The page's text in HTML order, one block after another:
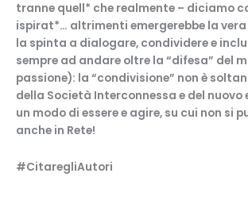
tranne quell* che realmente – diciamo
ispirat*… altrimenti emergerebbe la
la spinta a dialogare, condividere e
sempre ad andare oltre la “difesa” del
passione): la “condivisione” non è
della Società Interconnessa e del nuovo
un modo di essere e agire, su cui non si
anche in Rete!
#CitaregliAutori